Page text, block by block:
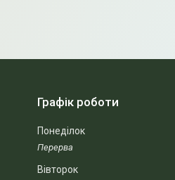
Графік роботи
Понеділок
Вівторок